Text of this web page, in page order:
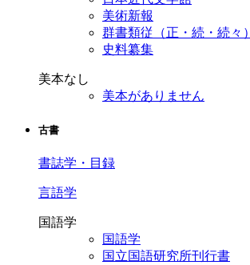
美術新報
群書類従（正・続・続々）
史料纂集
美本なし
美本がありません
古書
書誌学・目録
言語学
国語学
国語学
国立国語研究所刊行書